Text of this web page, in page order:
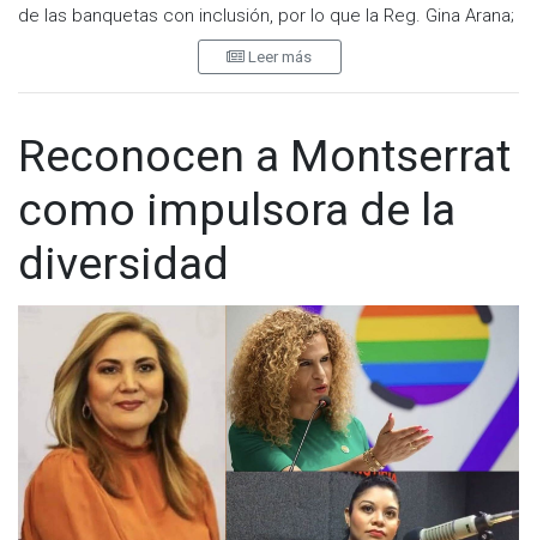
de las banquetas con inclusión, por lo que la Reg. Gina Arana;
Presidenta de la Comisión de Vialidad y Movilidad sostuvo
este día una reunión con Eduardo López Ruíz de Idea Mx
(Agencia de Inclusión, Discapacidad, Entornos y Accesibilidad
“De entrada sabemos que es complicado porque no hay un
presupuesto asignado, pero la propuesta de este Consejo
es que este proyecto de inclusión se inicie en el primer
cuadro de la ciudad, posteriormente en la zona del rio y
también traen como tema prioritario el blvd. Díaz Ordaz, la 5 y
dentro de las políticas públicas de todo gobierno”.
Por su parte, Eduardo López Ruíz de Idea Mx (Agencia de
Inclusión, Discapacidad, Entornos y Accesibilidad en México)
indicó que hay algo que nos esta fallando a la sociedad y al
gobierno, por lo que es importante promover una ciudad para
todas las personas, por ejemplo los espacios azules de
estacionamiento entender que no se trata de una lujo, sino
de una necesidad para aquellas personas que tienen una
Leer más
Reconocen a Montserrat
como impulsora de la
diversidad